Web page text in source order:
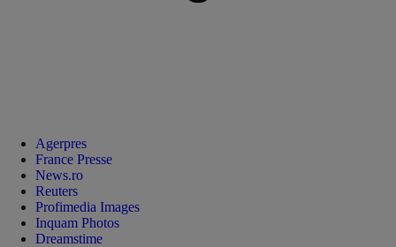
Agerpres
France Presse
News.ro
Reuters
Profimedia Images
Inquam Photos
Dreamstime